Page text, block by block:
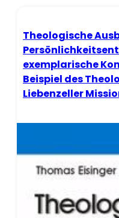
Theologische
exemplarische
Beispiel des
Liebenzeller